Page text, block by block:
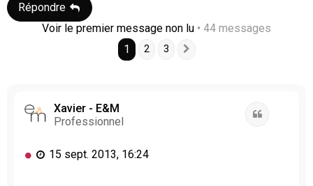
Répondre
Voir le premier message non lu • 44 messages
1
2 3
Xavier - E&M
Professionnel
M 15 sept. 2013, 16:24